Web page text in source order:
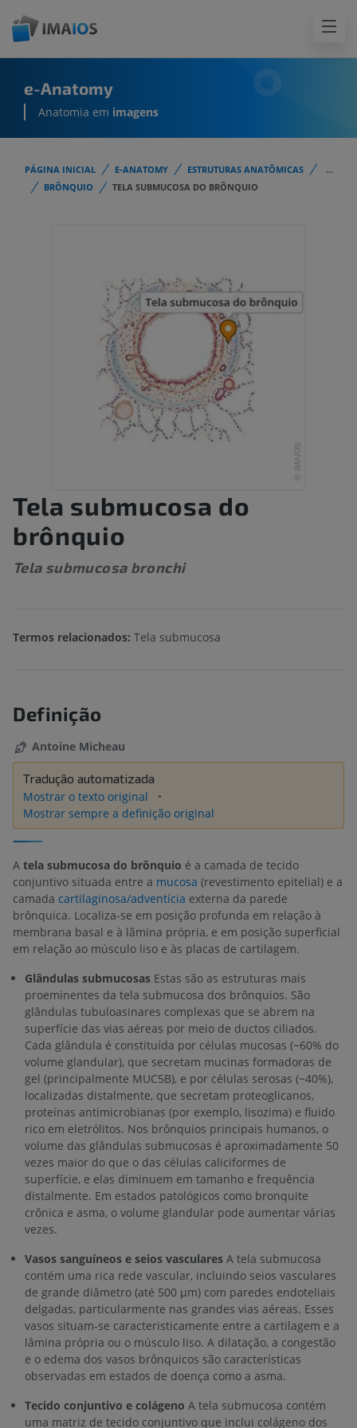
e-Anatomy
Anatomia em imagens
PÁGINA INICIAL E-ANATOMY ESTRUTURAS ANATÔMICAS
...
BRÔNQUIO
TELA SUBMUCOSA DO BRÔNQUIO
Tela submucosa do
brônquio
Tela submucosa bronchi
Termos relacionados: Tela submucosa
Definição
Antoine Micheau
Tradução automatizada
Mostrar o texto original
Mostrar sempre a definição original
A tela submucosa do brônquio é a camada de tecido
conjuntivo situada entre a mucosa (revestimento epitelial) e a
camada cartilaginosa/adventícia externa da parede
brônquica. Localiza-se em posição profunda em relação à
membrana basal e à lâmina própria, e em posição superficial
em relação ao músculo liso e às placas de cartilagem.
Glândulas submucosas Estas são as estruturas mais
proeminentes da tela submucosa dos brônquios. São
glândulas tubuloasinares complexas que se abrem na
superfície das vias aéreas por meio de ductos ciliados.
Cada glândula é constituída por células mucosas (~60% do
volume glandular), que secretam mucinas formadoras de
gel (principalmente MUC5B), e por células serosas (~40%),
localizadas distalmente, que secretam proteoglicanos,
proteínas antimicrobianas (por exemplo, lisozima) e fluido
rico em eletrólitos. Nos brônquios principais humanos, o
volume das glândulas submucosas é aproximadamente 50
vezes maior do que o das células caliciformes de
superfície, e elas diminuem em tamanho e frequência
distalmente. Em estados patológicos como bronquite
crônica e asma, o volume glandular pode aumentar várias
vezes.
Vasos sanguíneos e seios vasculares A tela submucosa
contém uma rica rede vascular, incluindo seios vasculares
de grande diâmetro (até 500 µm) com paredes endoteliais
delgadas, particularmente nas grandes vias aéreas. Esses
vasos situam-se caracteristicamente entre a cartilagem e a
lâmina própria ou o músculo liso. A dilatação, a congestão
e o edema dos vasos brônquicos são características
observadas em estados de doença como a asma.
Tecido conjuntivo e colágeno A tela submucosa contém
uma matriz de tecido conjuntivo que inclui colágeno dos